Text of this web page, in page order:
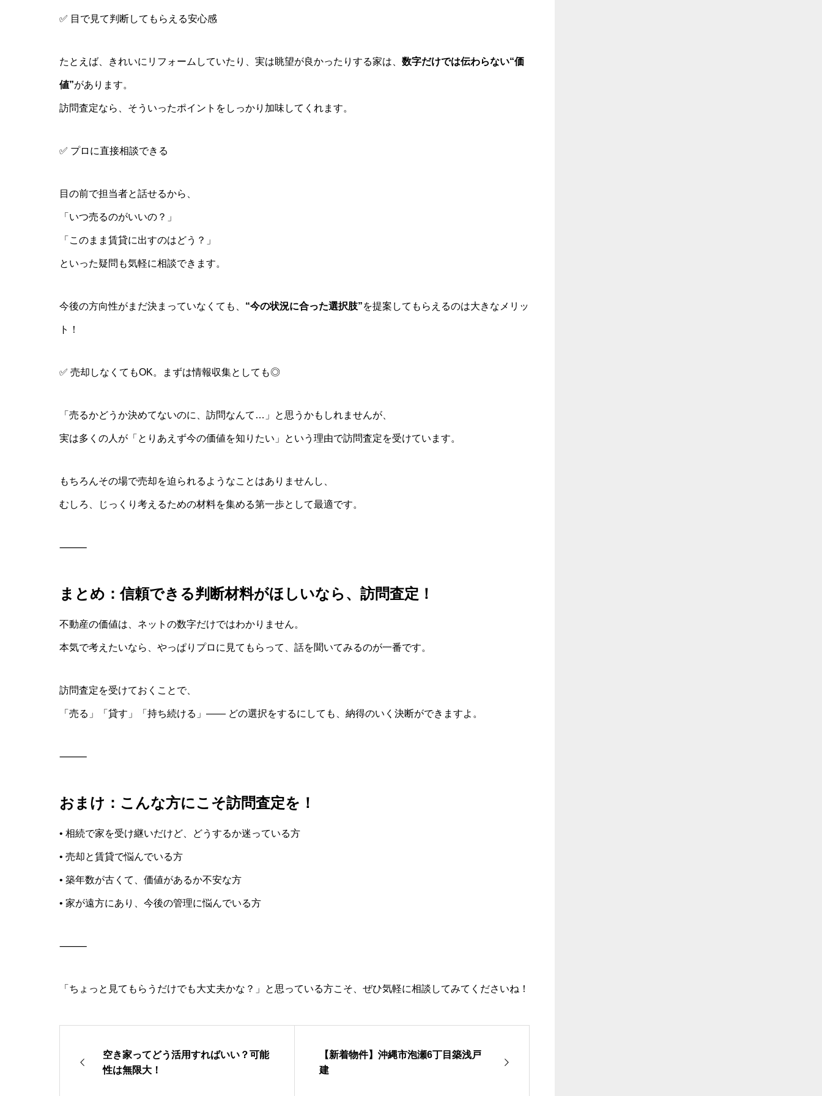
✅ 目で見て判断してもらえる安心感
たとえば、きれいにリフォームしていたり、実は眺望が良かったりする家は、 数字だけでは伝わらない“価
値”があります。
訪問査定なら、そういったポイントをしっかり加味してくれます。
✅ プロに直接相談できる
目の前で担当者と話せるから、
「いつ売るのがいいの？」
「このまま賃貸に出すのはどう？」
といった疑問も気軽に相談できます。
今後の方向性がまだ決まっていなくても、 “今の状況に合った選択肢”を提案してもらえるのは大きなメリッ
ト！
✅ 売却しなくてもOK。まずは情報収集としても◎
「売るかどうか決めてないのに、訪問なんて…」と思うかもしれませんが、
実は多くの人が「とりあえず今の価値を知りたい」という理由で訪問査定を受けています。
もちろんその場で売却を迫られるようなことはありませんし、
むしろ、じっくり考えるための材料を集める第一歩として最適です。
⸻
まとめ：信頼できる判断材料がほしいなら、訪問査定！
不動産の価値は、ネットの数字だけではわかりません。
本気で考えたいなら、やっぱりプロに見てもらって、話を聞いてみるのが一番です。
訪問査定を受けておくことで、
「売る」「貸す」「持ち続ける」—— どの選択をするにしても、納得のいく決断ができますよ。
⸻
おまけ：こんな方にこそ訪問査定を！
• 相続で家を受け継いだけど、どうするか迷っている方
• 売却と賃貸で悩んでいる方
• 築年数が古くて、価値があるか不安な方
• 家が遠方にあり、今後の管理に悩んでいる方
⸻
「ちょっと見てもらうだけでも大丈夫かな？」と思っている方こそ、ぜひ気軽に相談してみてくださいね！
空き家ってどう活用すればいい？可能
性は無限大！
【新着物件】沖縄市泡瀬6丁目築浅戸
建